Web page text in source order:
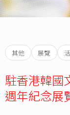
其他 展覽
駐香港韓國
週年紀念展